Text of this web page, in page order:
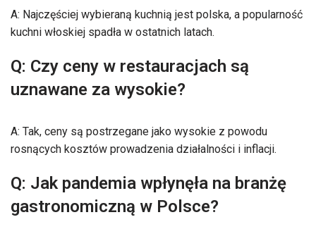
A: Najczęściej wybieraną kuchnią jest polska, a popularność
kuchni włoskiej spadła w ostatnich latach.
Q: Czy ceny w restauracjach są
uznawane za wysokie?
A: Tak, ceny są postrzegane jako wysokie z powodu
rosnących kosztów prowadzenia działalności i inflacji.
Q: Jak pandemia wpłynęła na branżę
gastronomiczną w Polsce?